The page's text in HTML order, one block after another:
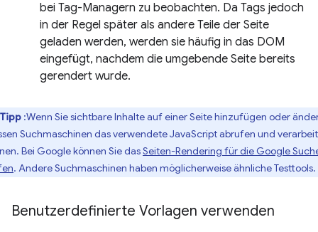
bei Tag-Managern zu beobachten. Da Tags jedoch
in der Regel später als andere Teile der Seite
geladen werden, werden sie häufig in das DOM
eingefügt, nachdem die umgebende Seite bereits
gerendert wurde.
Tipp :Wenn Sie sichtbare Inhalte auf einer Seite hinzufügen oder
Suchmaschinen das verwendete JavaScript abrufen und
Bei Google können Sie dasSeiten-Rendering für die Google
. Andere Suchmaschinen haben möglicherweise ähnliche Testtools.
Benutzerdefinierte Vorlagen verwenden